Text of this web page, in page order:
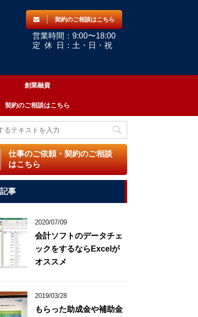
契約のご相談はこちら
営業時間：9:00〜18:00
定 休 日：土・日・祝
創業融資
契約のご相談はこちら
仕事のご依頼・契約のご相談
はこちら
事
2020/07/09
会計ソフトのデータチェ
ックをするならExcelが
オススメ
2019/03/28
もらった助成金や補助金